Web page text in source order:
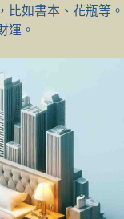
比如書本、花瓶等。
運。